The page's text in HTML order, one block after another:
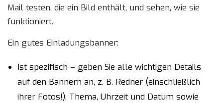
Mail testen, die ein Bild enthält, und sehen, wie sie
funktioniert.
Ein gutes Einladungsbanner:
Ist spezifisch – geben Sie alle wichtigen Details
auf den Bannern an, z. B. Redner (einschließlich
ihrer Fotos!), Thema, Uhrzeit und Datum sowie